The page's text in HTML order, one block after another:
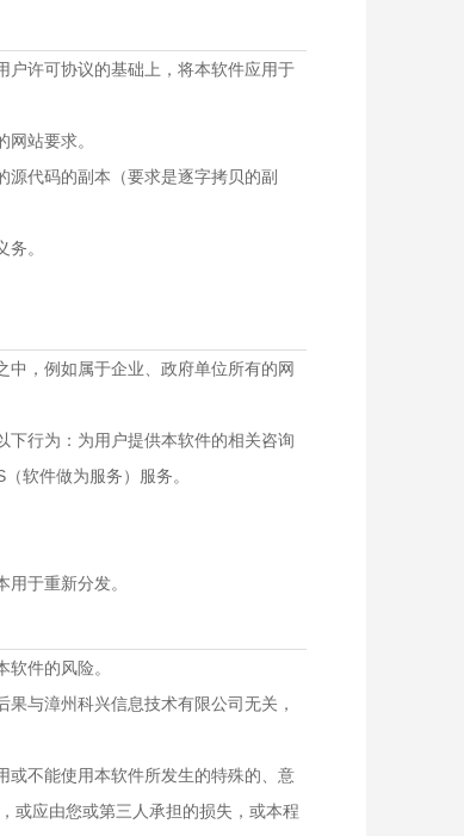
户许可协议的基础上，将本软件应用于
站要求。
代码的副本（要求是逐字拷贝的副
。
，例如属于企业、政府单位所有的网
行为：为用户提供本软件的相关咨询
软件做为服务）服务。
于重新分发。
件的风险。
与漳州科兴信息技术有限公司无关，
或不能使用本软件所发生的特殊的、意
或应由您或第三人承担的损失，或本程